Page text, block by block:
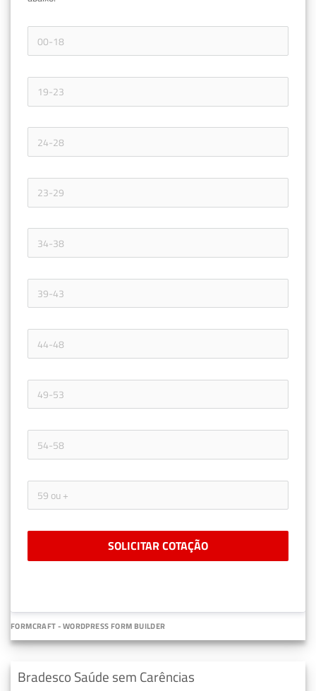
SOLICITAR COTAÇÃO
FORMCRAFT - WORDPRESS FORM BUILDER
Bradesco Saúde sem Carências